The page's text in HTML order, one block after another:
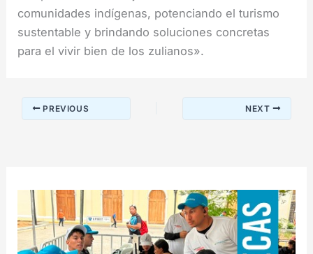
comunidades indígenas, potenciando el turismo
sustentable y brindando soluciones concretas
para el vivir bien de los zulianos».
PREVIOUS NEXT